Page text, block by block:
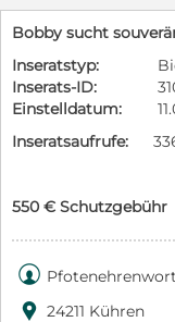
Bobby sucht
Inseratstyp:
Inserats-ID:
Einstelldatum:
Inseratsaufrufe:
550 € Schutzgebühr
 Pfotenehrenwort
 24211 Kühren